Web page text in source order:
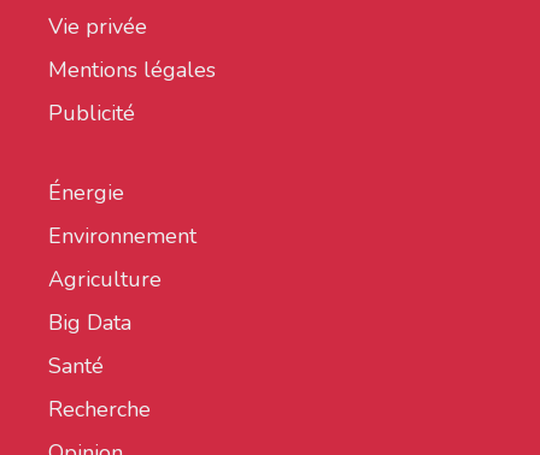
Vie privée
Mentions légales
Publicité
Énergie
Environnement
Agriculture
Big Data
Santé
Recherche